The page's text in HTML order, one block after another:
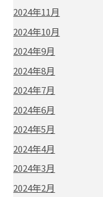
2024年11月
2024年10月
2024年9月
2024年8月
2024年7月
2024年6月
2024年5月
2024年4月
2024年3月
2024年2月